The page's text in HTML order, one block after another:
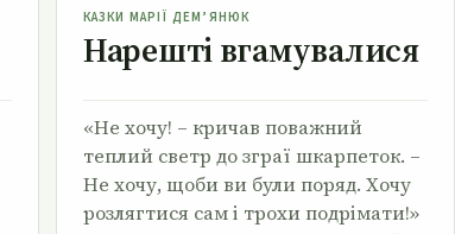
КАЗКИ МАРІЇ ДЕМ’ЯНЮК
Нарешті вгамувалися
«Не хочу! – кричав поважний
теплий светр до зграї шкарпеток. –
Не хочу, щоби ви були поряд. Хочу
розлягтися сам і трохи подрімати!»